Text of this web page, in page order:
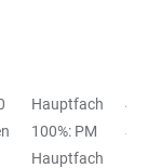
Hauptfach
100%: PM
Hauptfach
4 //